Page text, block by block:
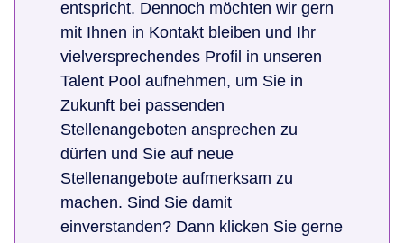
entspricht. Dennoch möchten wir gern
mit Ihnen in Kontakt bleiben und Ihr
vielversprechendes Profil in unseren
Talent Pool aufnehmen, um Sie in
Zukunft bei passenden
Stellenangeboten ansprechen zu
dürfen und Sie auf neue
Stellenangebote aufmerksam zu
machen. Sind Sie damit
einverstanden? Dann klicken Sie gerne